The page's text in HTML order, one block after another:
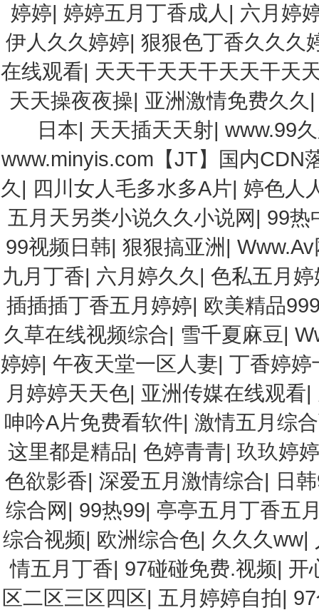
婷婷| 婷婷五月丁香成人 | 六月婷
伊人久久婷婷|狠狠色丁香久久久
在线观看| 天天干天天干天天干天
天天操夜夜操| 亚洲激情免费久久
日本| 天天插天天射|www.99
www.minyis.com【JT】国内
久 | 四川女人毛多水多A片| 婷色人
五月天另类小说久久小说网| 99热
99视频日韩|狠狠搞亚洲 |
九月丁香| 六月婷久久 | 色私五月婷
插插插丁香五月婷婷| 欧美精品
久草在线视频综合| 雪千夏麻豆|
婷婷|午夜天堂一区人妻|丁香婷婷
月婷婷天天色| 亚洲传媒在线观看|
呻吟A片免费看软件| 激情五月综
这里都是精品| 色婷青青| 玖玖婷
色欲影香| 深爱五月激情综合| 日
综合网| 99热99| 亭亭五月丁香五
综合视频| 欧洲综合色| 久久久ww|
情五月丁香| 97碰碰免费.视频| 开
区二区三区四区| 五月婷婷自拍|